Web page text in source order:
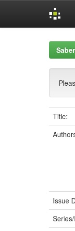
Title:
Issue